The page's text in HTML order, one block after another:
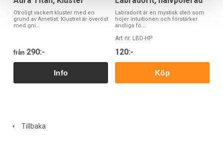
Otroligt vackert kluster med en
grund av Ametist. Klustret är överöst
med gni...
från 290:-
Labradorit är en mystisk sten som
höjer intuitionen och förstärker
andliga fö...
Art nr. LBD-HP
120:-
Köp
Tillbaka